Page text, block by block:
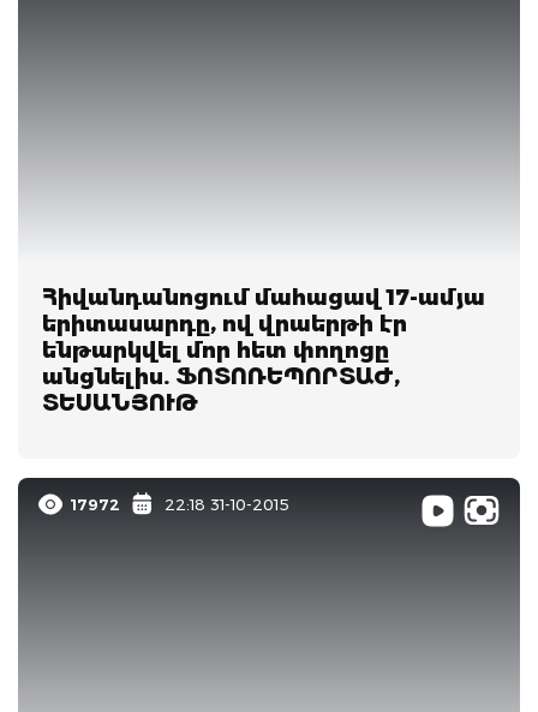
Հիվանդանոցում մահացավ 17-ամյա
երիտասարդը, ով վրաերթի էր
ենթարկվել մոր հետ փողոցը
անցնելիս. ՖՈՏՈՌԵՊՈՐՏԱԺ,
ՏԵՍԱՆՅՈՒԹ
17972 22:18 31-10-2015